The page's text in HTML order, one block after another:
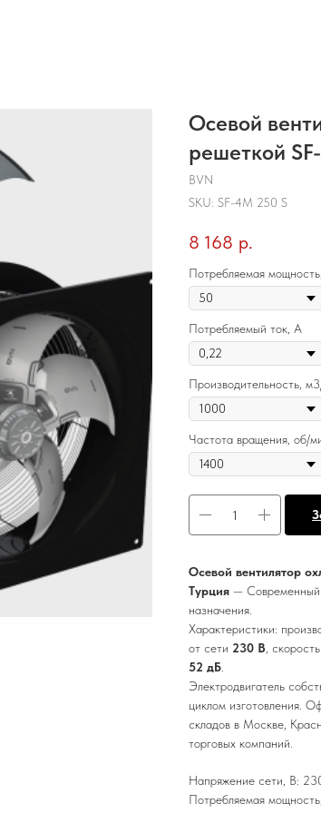
Осевой
решеткой
BVN
SKU: SF-4M 250 S
8 168 р.
Потребляемая
Потребляемый ток, А
Производительность,
Частота вращения, об/
Осевой вентилятор
Турция — Современный
назначения.
Характеристики:
от сети 230 В ,
52 дБ
Электродвигатель
циклом изготовления.
складов в Москве,
торговых компаний.
Напряжение сети, В:
Потребляемая